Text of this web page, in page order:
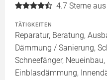
4.7 Sterne
TÄTIGKEITEN
Reparatur, Beratung,
Dämmung / Sanierung,
Schneefänger,
Einblasdämmung,